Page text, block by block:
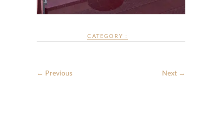
CATEGORY :
← Previous Next →